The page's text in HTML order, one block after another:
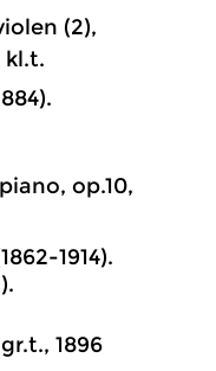
(2),
kl.t.
op.10,
1914).
1896